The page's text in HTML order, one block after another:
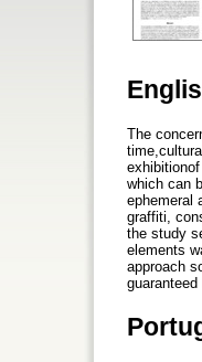
The
which can
ephemeral
graffiti,
the study
elements
approach